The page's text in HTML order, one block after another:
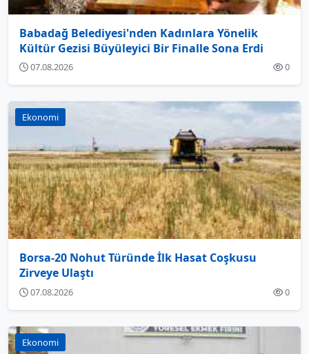
Babadağ Belediyesi'nden Kadınlara Yönelik
Kültür Gezisi Büyüleyici Bir Finalle Sona Erdi
07.08.2026 0
Ekonomi
Borsa-20 Nohut Türünde İlk Hasat Coşkusu
Zirveye Ulaştı
07.08.2026 0
Ekonomi